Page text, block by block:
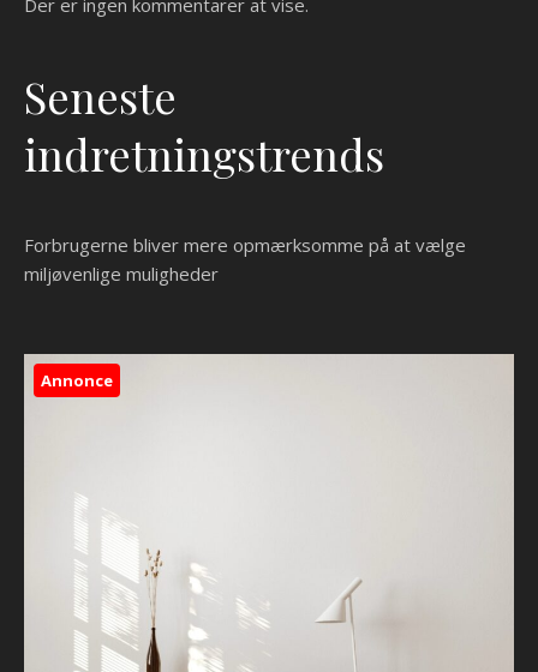
Der er ingen kommentarer at vise.
Seneste
indretningstrends
Forbrugerne bliver mere opmærksomme på at vælge
miljøvenlige muligheder
Annonce